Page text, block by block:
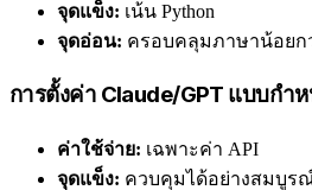
จุดแข็ง: เน้น Python
จุดอ่อน: ครอบคลุมภาษาน้อยก
การตั้งค่า Claude/GPT แบบกำห
ค่าใช้จ่าย: เฉพาะค่า API
จุดแข็ง: ควบคุมได้อย่างสมบูร